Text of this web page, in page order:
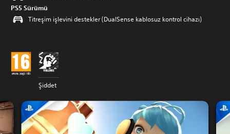
PS5 Sürümü
Titreşim işlevini destekler (DualSense kablosuz kontrol cihazı)
Şiddet